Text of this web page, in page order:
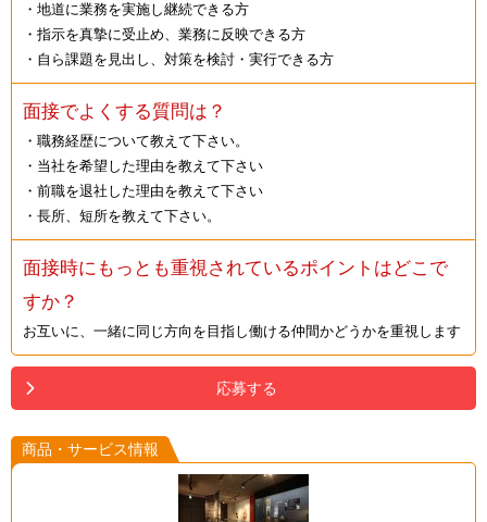
・地道に業務を実施し継続できる方
・指示を真摯に受止め、業務に反映できる方
・自ら課題を見出し、対策を検討・実行できる方
面接でよくする質問は？
・職務経歴について教えて下さい。
・当社を希望した理由を教えて下さい
・前職を退社した理由を教えて下さい
・長所、短所を教えて下さい。
面接時にもっとも重視されているポイントはどこで
すか？
お互いに、一緒に同じ方向を目指し働ける仲間かどうかを重視します
応募する
商品・サービス情報